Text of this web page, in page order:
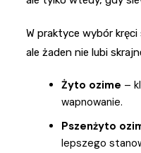
W praktyce wybór kręci
ale żaden nie lubi
Żyto ozime –
wapnowanie.
Pszenżyto
lepszego